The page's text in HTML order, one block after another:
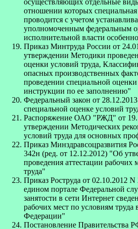
отношении которых
проводится с учетом
уполномоченным федеральным
исполнительной власти
Приказ Минтруда России от
утверждении Методики
оценки условий труда,
опасных производственных
проведении специальной
инструкции по ее заполнению"
Федеральный закон от
специальной оценке условий
Распоряжение ОАО "РЖД" от
утверждении Методических
условий труда для основных
Приказ Минздравсоцразвития
342н (ред. от 12.12.2012) "Об
проведения аттестации рабочих
труда"
Приказ Роструда от 02.10.2012
едином портале Федеральной
занятости в сети Интернет
рабочих мест по условиям труда
Федерации"
Постановление Правительства